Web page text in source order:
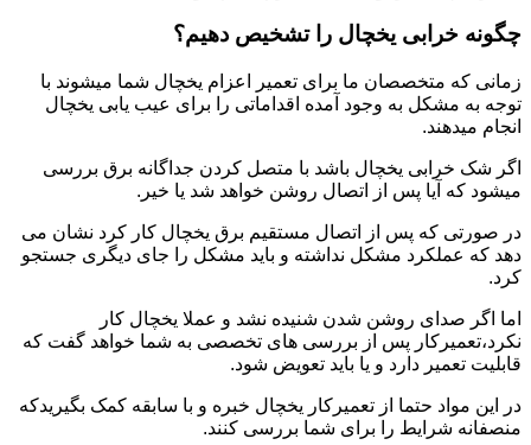
چگونه خرابی یخچال را تشخیص دهیم؟
زمانی که متخصصان ما برای تعمیر اعزام یخچال شما میشوند با
توجه به مشکل به وجود آمده اقداماتی را برای عیب یابی یخچال
انجام میدهند.
اگر شک خرابی یخچال باشد با متصل کردن جداگانه برق بررسی
میشود که آیا پس از اتصال روشن خواهد شد یا خیر.
در صورتی که پس از اتصال مستقیم برق یخچال کار کرد نشان می
دهد که عملکرد مشکل نداشته و باید مشکل را جای دیگری جستجو
کرد.
اما اگر صدای روشن شدن شنیده نشد و عملا یخچال کار
نکرد،تعمیرکار پس از بررسی های تخصصی به شما خواهد گفت که
قابلیت تعمیر دارد و یا باید تعویض شود.
در این مواد حتما از تعمیرکار یخچال خبره و با سابقه کمک بگیریدکه
منصفانه شرایط را برای شما بررسی کنند.